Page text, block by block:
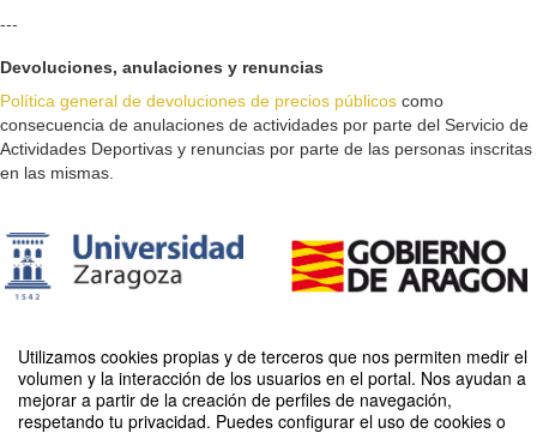
Utilizamos cookies propias y de terceros que nos permiten medir el
volumen y la interacción de los usuarios en el portal. Nos ayudan a
mejorar a partir de la creación de perfiles de navegación,
respetando tu privacidad. Puedes configurar el uso de cookies o
---
Devoluciones, anulaciones y renuncias
Política general de devoluciones de precios públicos como
consecuencia de anulaciones de actividades por parte del Servicio de
Actividades Deportivas y renuncias por parte de las personas inscritas
en las mismas.